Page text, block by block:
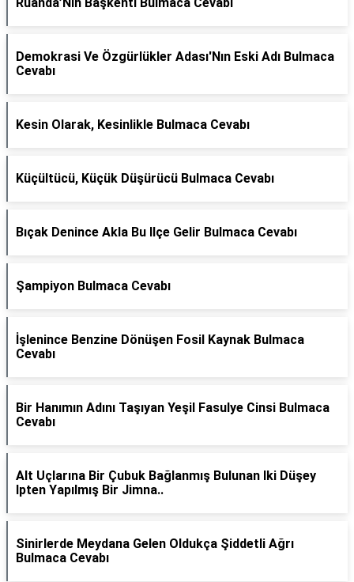
Demokrasi Ve Özgürlükler Adası'Nın Eski Adı Bulmaca
Cevabı
Kesin Olarak, Kesinlikle Bulmaca Cevabı
Küçültücü, Küçük Düşürücü Bulmaca Cevabı
Bıçak Denince Akla Bu Ilçe Gelir Bulmaca Cevabı
Şampiyon Bulmaca Cevabı
İşlenince Benzine Dönüşen Fosil Kaynak Bulmaca
Cevabı
Bir Hanımın Adını Taşıyan Yeşil Fasulye Cinsi Bulmaca
Cevabı
Alt Uçlarına Bir Çubuk Bağlanmış Bulunan Iki Düşey
Ipten Yapılmış Bir Jimna..
Sinirlerde Meydana Gelen Oldukça Şiddetli Ağrı
Bulmaca Cevabı